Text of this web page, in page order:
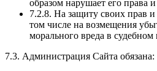
образом нарушает его права
7.2.8. На защиту своих прав
том числе на возмещения
морального вреда в судебном
7.3. Администрация Сайта обязана: